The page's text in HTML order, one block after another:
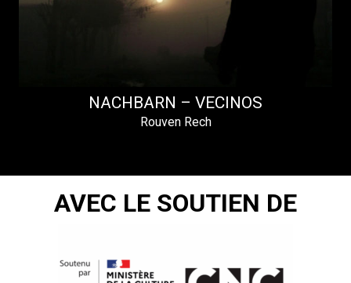
NACHBARN – VECINOS
Rouven Rech
AVEC LE SOUTIEN DE